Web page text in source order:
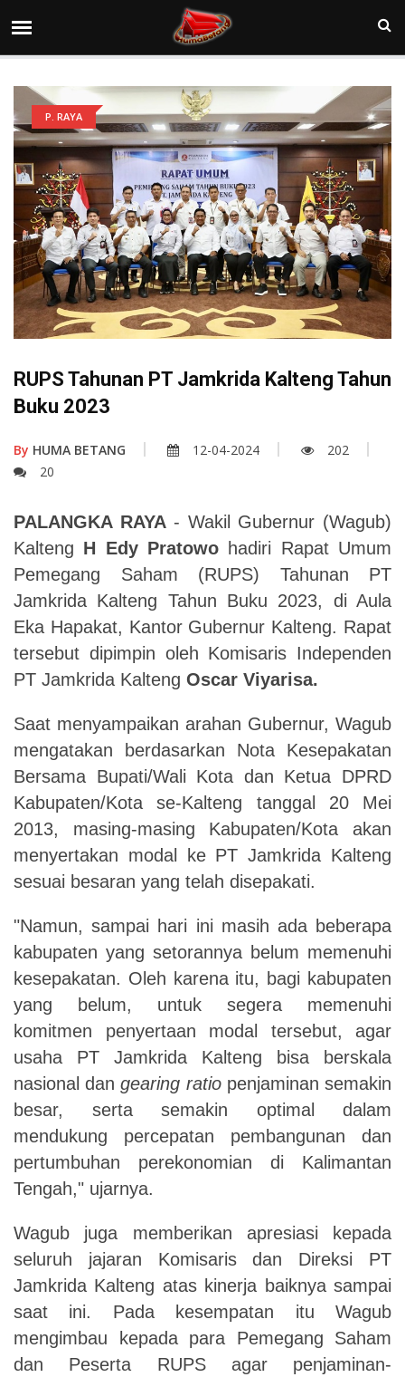
P. RAYA
RUPS Tahunan PT Jamkrida Kalteng Tahun
Buku 2023
By HUMA BETANG 12-04-2024
202
20
PALANGKA RAYA- Wakil Gubernur (Wagub)
Kalteng H Edy Pratowo hadiri Rapat Umum
Pemegang Saham (RUPS) Tahunan PT
Jamkrida Kalteng Tahun Buku 2023, di Aula
Eka Hapakat, Kantor Gubernur Kalteng. Rapat
tersebut dipimpin oleh Komisaris Independen
PT Jamkrida Kalteng Oscar Viyarisa.
Saat menyampaikan arahan Gubernur, Wagub
mengatakan berdasarkan Nota Kesepakatan
Bersama Bupati/Wali Kota dan Ketua DPRD
Kabupaten/Kota se-Kalteng tanggal 20 Mei
2013, masing-masing Kabupaten/Kota akan
menyertakan modal ke PT Jamkrida Kalteng
sesuai besaran yang telah disepakati.
"Namun, sampai hari ini masih ada beberapa
kabupaten yang setorannya belum memenuhi
kesepakatan. Oleh karena itu, bagi kabupaten
yang belum, untuk segera memenuhi
komitmen penyertaan modal tersebut, agar
usaha PT Jamkrida Kalteng bisa berskala
nasional dangearing ratiopenjaminan semakin
besar, serta semakin optimal dalam
mendukung percepatan pembangunan dan
pertumbuhan perekonomian di Kalimantan
Tengah," ujarnya.
Wagub juga memberikan apresiasi kepada
seluruh jajaran Komisaris dan Direksi PT
Jamkrida Kalteng atas kinerja baiknya sampai
saat ini. Pada kesempatan itu Wagub
mengimbau kepada para Pemegang Saham
dan Peserta RUPS agar penjaminan-